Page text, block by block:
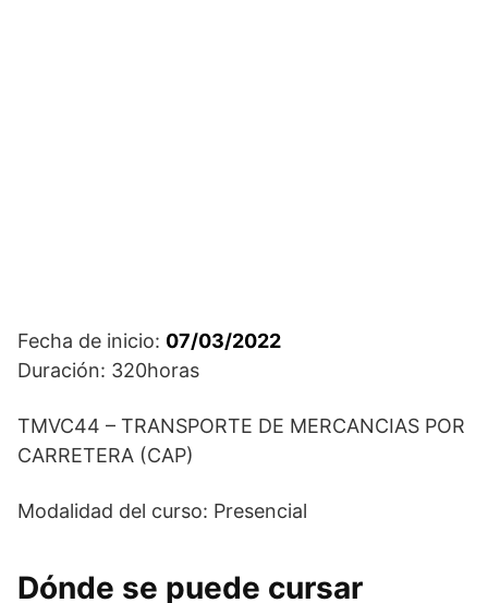
Fecha de inicio: 07/03/2022
Duración: 320horas
TMVC44 – TRANSPORTE DE MERCANCIAS POR
CARRETERA (CAP)
Modalidad del curso: Presencial
Dónde se puede cursar